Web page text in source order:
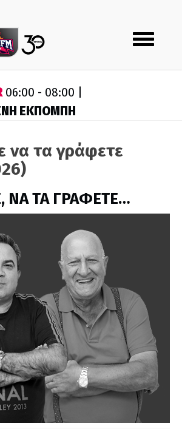
Toggle
navigation
06:00 - 08:00 |
ΕΚΠΟΜΠΗ
να τα γράφετε
ΝΑ ΤΑ ΓΡΑΦΕΤΕ…